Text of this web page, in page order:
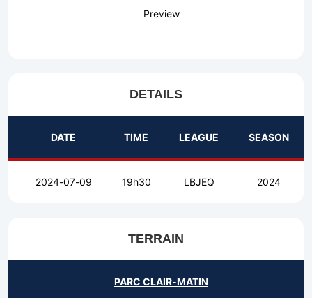
Preview
DETAILS
DATE TIME LEAGUE SEASON
2024-07-09 19h30 LBJEQ 2024
TERRAIN
PARC CLAIR-MATIN